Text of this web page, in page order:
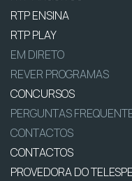
RTP ENSINA
RTP PLAY
EM DIRETO
REVER PROGRAMAS
CONCURSOS
PERGUNTAS
CONTACTOS
CONTACTOS
PROVEDORA DO